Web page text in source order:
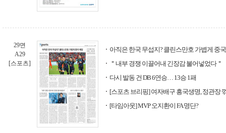
29면
A29
[스포츠]
아직은 한국 무섭지? 클린스만호 가볍게 중
＂내부 경쟁 이끌어내 긴장감 불어넣었다＂
다시 발동 건 DB 6연승… 13승 1패
[스포츠 브리핑] 여자배구 흥국생명, 정관장
[타임아웃] MVP 오지환이 FA 명단?